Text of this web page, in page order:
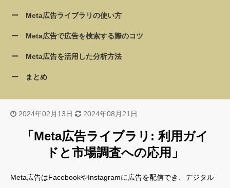
Meta広告ライブラリの使い方
Meta広告で広告を検索する際のコツ
Meta広告を活用した分析方法
まとめ
2024年02月13日 2024年08月21日
「Meta広告ライブラリ: 利用ガイ
ドと市場調査への応用」
Meta広告はFacebookやInstagramに広告を配信でき、デジタル